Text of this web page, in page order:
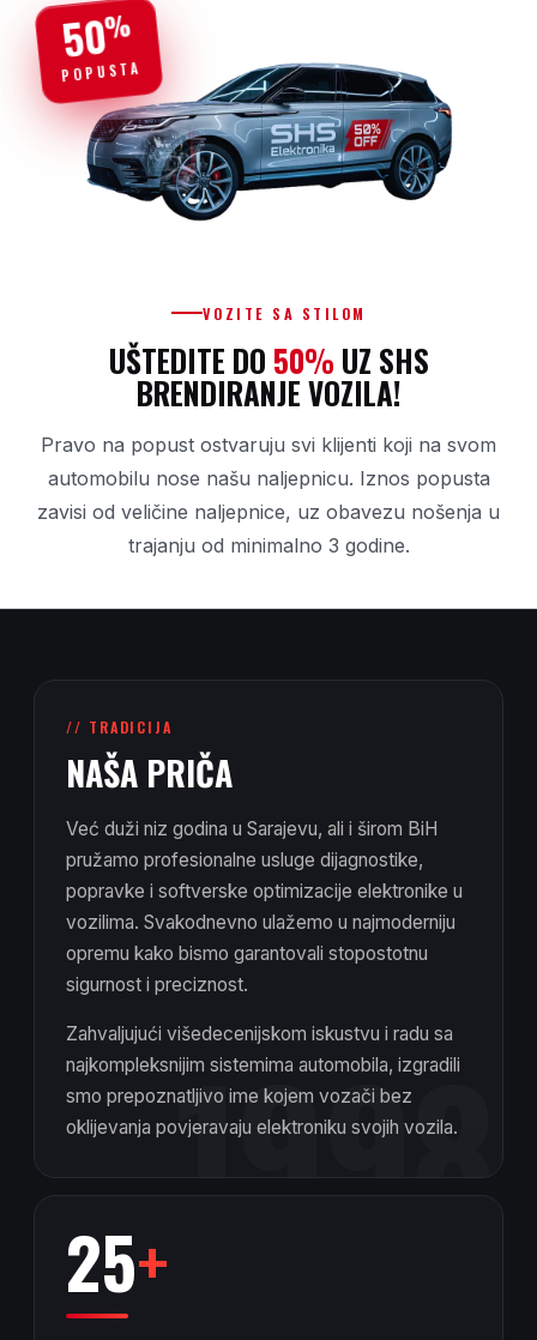
50%
POPUSTA
VOZITE SA STILOM
UŠTEDITE DO 50% UZ SHS
BRENDIRANJE VOZILA!
Pravo na popust ostvaruju svi klijenti koji na svom
automobilu nose našu naljepnicu. Iznos popusta
zavisi od veličine naljepnice, uz obavezu nošenja u
trajanju od minimalno 3 godine.
1998
// TRADICIJA
NAŠA PRIČA
Već duži niz godina u Sarajevu, ali i širom BiH
pružamo profesionalne usluge dijagnostike,
popravke i softverske optimizacije elektronike u
vozilima. Svakodnevno ulažemo u najmoderniju
opremu kako bismo garantovali stopostotnu
sigurnost i preciznost.
Zahvaljujući višedecenijskom iskustvu i radu sa
najkompleksnijim sistemima automobila, izgradili
smo prepoznatljivo ime kojem vozači bez
oklijevanja povjeravaju elektroniku svojih vozila.
25+